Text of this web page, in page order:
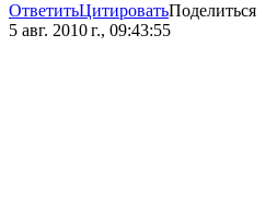
ОтветитьЦитироватьПоделиться
5 авг. 2010 г., 09:43:55